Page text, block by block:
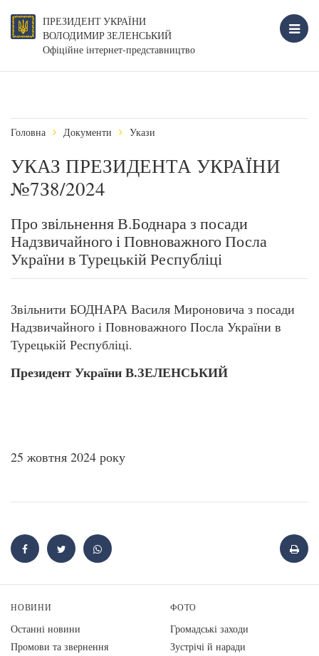
ПРЕЗИДЕНТ УКРАЇНИ
ВОЛОДИМИР ЗЕЛЕНСЬКИЙ
Офіційне інтернет-представництво
Головна Документи Укази
УКАЗ ПРЕЗИДЕНТА УКРАЇНИ
№7З8/2024
Про звільнення В.Боднара з посади
Надзвичайного і Повноважного Посла
України в Турецькій Республіці
Звільнити БОДНАРА Василя Мироновича з посади
Надзвичайного і Повноважного Посла України в
Турецькій Республіці.
Президент України В.ЗЕЛЕНСЬКИЙ
25 жовтня 2024 року
НОВИНИ
Останні новини
Промови та звернення
ФОТО
Громадські заходи
Зустрічі й наради